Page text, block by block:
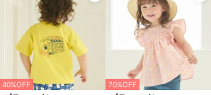
綿・コットン素材/
ポリエステル
ロゴ/ワンポイント
リント柄
前面プリント
ラグランスリーブ/
ズあり/ UVカット加工
吸水速乾加工 / ストレッチ
ライフスタイル
40%OFF 70%OFF